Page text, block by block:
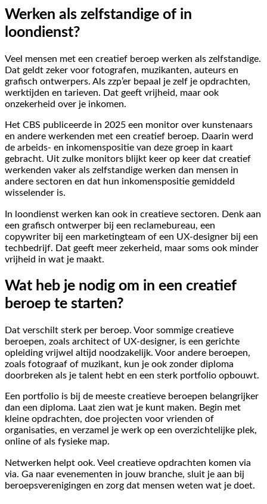
Werken als zelfstandige of in
loondienst?
Veel mensen met een creatief beroep werken als zelfstandige.
Dat geldt zeker voor fotografen, muzikanten, auteurs en
grafisch ontwerpers. Als zzp’er bepaal je zelf je opdrachten,
werktijden en tarieven. Dat geeft vrijheid, maar ook
onzekerheid over je inkomen.
Het CBS publiceerde in 2025 een monitor over kunstenaars
en andere werkenden met een creatief beroep. Daarin werd
de arbeids- en inkomenspositie van deze groep in kaart
gebracht. Uit zulke monitors blijkt keer op keer dat creatief
werkenden vaker als zelfstandige werken dan mensen in
andere sectoren en dat hun inkomenspositie gemiddeld
wisselender is.
In loondienst werken kan ook in creatieve sectoren. Denk aan
een grafisch ontwerper bij een reclamebureau, een
copywriter bij een marketingteam of een UX-designer bij een
techbedrijf. Dat geeft meer zekerheid, maar soms ook minder
vrijheid in wat je maakt.
Wat heb je nodig om in een creatief
beroep te starten?
Dat verschilt sterk per beroep. Voor sommige creatieve
beroepen, zoals architect of UX-designer, is een gerichte
opleiding vrijwel altijd noodzakelijk. Voor andere beroepen,
zoals fotograaf of muzikant, kun je ook zonder diploma
doorbreken als je talent hebt en een sterk portfolio opbouwt.
Een portfolio is bij de meeste creatieve beroepen belangrijker
dan een diploma. Laat zien wat je kunt maken. Begin met
kleine opdrachten, doe projecten voor vrienden of
organisaties, en verzamel je werk op een overzichtelijke plek,
online of als fysieke map.
Netwerken helpt ook. Veel creatieve opdrachten komen via
via. Ga naar evenementen in jouw branche, sluit je aan bij
beroepsverenigingen en zorg dat mensen weten wat je doet.